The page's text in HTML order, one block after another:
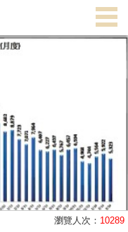
瀏覽人次： 10289